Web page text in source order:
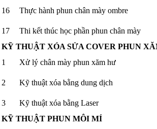
16
Thực hành phun chân mày ombre
17
Thi kết thúc học phần phun chân mày
KỸ THUẬT XÓA SỬA COVER PHUN
1
Xử lý chân mày phun xăm hư
2
Kỹ thuật xóa bằng dung dịch
3
Kỹ thuật xóa bằng Laser
KỸ THUẬT PHUN MÔI MÍ